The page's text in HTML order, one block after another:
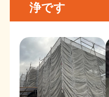
浄です